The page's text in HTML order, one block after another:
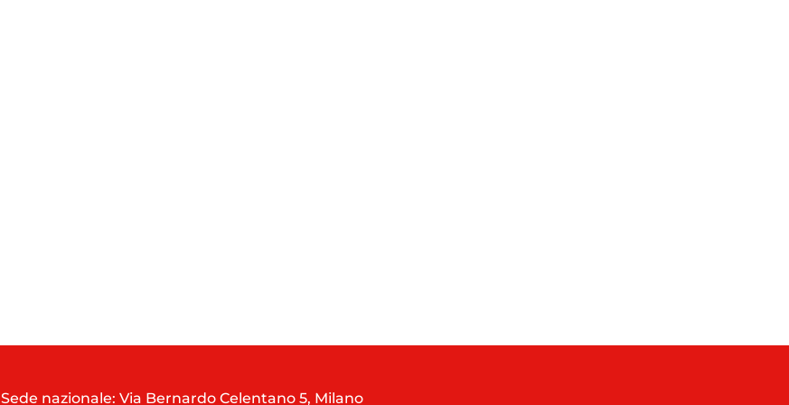
Sede nazionale: Via Bernardo Celentano 5, Milano